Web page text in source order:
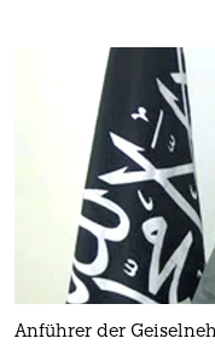
Anführer der